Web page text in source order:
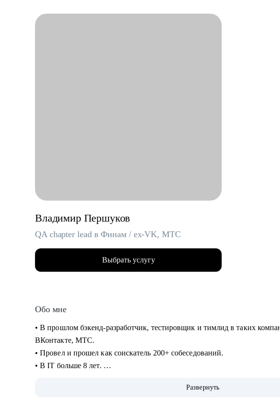
Владимир Першуков
QA chapter lead в Финам / ex-VK, МТС
Выбрать услугу
Обо мне
• В прошлом бэкенд-разработчик, тестировщик и тимлид в таких
ВКонтакте, МТС.
• Провел и прошел как соискатель 200+ собеседований.
• В IT больше 8 лет.
• Отвечаю за командные процессы и практики.Развернуть